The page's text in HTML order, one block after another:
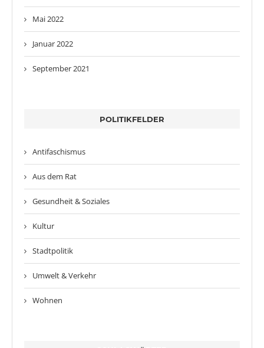
Mai 2022
Januar 2022
September 2021
POLITIKFELDER
Antifaschismus
Aus dem Rat
Gesundheit & Soziales
Kultur
Stadtpolitik
Umwelt & Verkehr
Wohnen